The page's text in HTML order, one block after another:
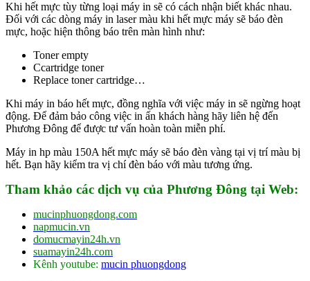
Khi hết mực tùy từng loại máy in sẽ có cách nhận biết khác nhau.
Đối với các dòng máy in laser màu khi hết mực máy sẽ báo đèn
mực, hoặc hiện thông báo trên màn hình như:
Toner empty
Ccartridge toner
Replace toner cartridge…
Khi máy in báo hết mực, đồng nghĩa với việc máy in sẽ ngừng hoạt
động. Để đảm bảo công việc in ấn khách hàng hãy liên hệ đến
Phương Đông để được tư vấn hoàn toàn miễn phí.
Máy in hp màu 150A hết mực máy sẽ báo đèn vàng tại vị trí màu bị
hết. Bạn hãy kiểm tra vị chí đèn báo với màu tương ứng.
Tham khảo các dịch vụ của Phương Đông tại Web:
mucinphuongdong.com
napmucin.vn
domucmayin24h.vn
suamayin24h.com
Kênh youtube: mucin phuongdong